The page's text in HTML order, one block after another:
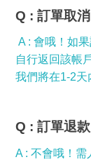
Q : 訂單取
A : 會哦！如
自行返回該帳
我們將在1-2天
Q : 訂單退
A : 不會哦！需